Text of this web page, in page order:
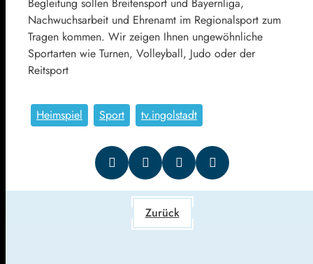
Nachwuchsarbeit und Ehrenamt im Regionalsport zum
Tragen kommen. Wir zeigen Ihnen ungewöhnliche
Sportarten wie Turnen, Volleyball, Judo oder der
Reitsport
Heimspiel Sport tv.ingolstadt
Zurück